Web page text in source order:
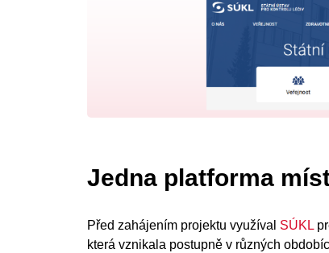
Jedna platforma
Před zahájením projektu využíval SÚKL
která vznikala postupně v různých